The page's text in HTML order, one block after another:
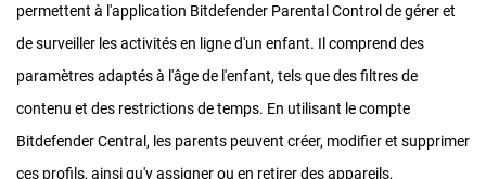
permettent à l'application Bitdefender Parental Control de gérer et
de surveiller les activités en ligne d'un enfant. Il comprend des
paramètres adaptés à l'âge de l'enfant, tels que des filtres de
contenu et des restrictions de temps. En utilisant le compte
Bitdefender Central, les parents peuvent créer, modifier et supprimer
ces profils, ainsi qu'y assigner ou en retirer des appareils,